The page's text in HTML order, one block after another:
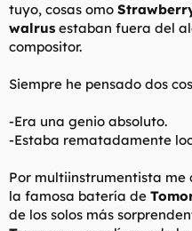
tuyo, cosas omo
walrus estaban fuera del
compositor.
Siempre he pensado dos
-Era una genio absoluto.
-Estaba rematadamente
Por multiinstrumentista me
la famosa batería de
de los solos más